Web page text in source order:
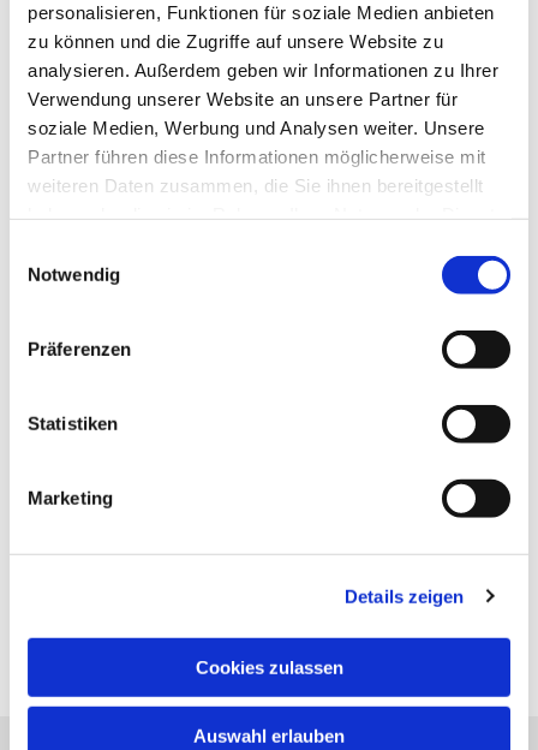
personalisieren, Funktionen für soziale Medien anbieten
zu können und die Zugriffe auf unsere Website zu
analysieren. Außerdem geben wir Informationen zu Ihrer
Verwendung unserer Website an unsere Partner für
soziale Medien, Werbung und Analysen weiter. Unsere
Partner führen diese Informationen möglicherweise mit
weiteren Daten zusammen, die Sie ihnen bereitgestellt
Notwendig
Präferenzen
Statistiken
Marketing
Details zeigen
Cookies zulassen
Auswahl erlauben
Dies könnte Sie auch interessieren